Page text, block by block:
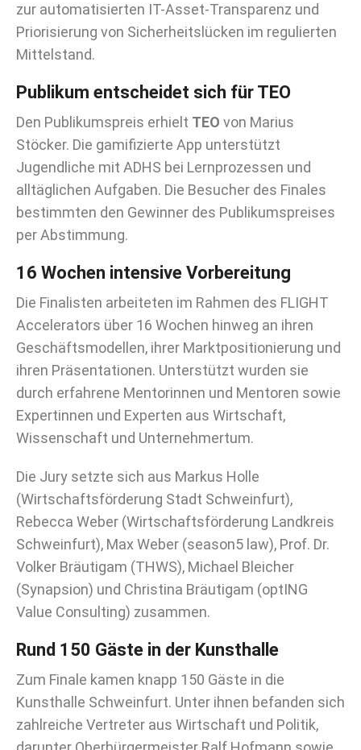
zur automatisierten IT-Asset-Transparenz und
Priorisierung von Sicherheitslücken im regulierten
Mittelstand.
Publikum entscheidet sich für TEO
Den Publikumspreis erhielt TEO von Marius
Stöcker. Die gamifizierte App unterstützt
Jugendliche mit ADHS bei Lernprozessen und
alltäglichen Aufgaben. Die Besucher des Finales
bestimmten den Gewinner des Publikumspreises
per Abstimmung.
16 Wochen intensive Vorbereitung
Die Finalisten arbeiteten im Rahmen des FLIGHT
Accelerators über 16 Wochen hinweg an ihren
Geschäftsmodellen, ihrer Marktpositionierung und
ihren Präsentationen. Unterstützt wurden sie
durch erfahrene Mentorinnen und Mentoren sowie
Expertinnen und Experten aus Wirtschaft,
Wissenschaft und Unternehmertum.
Die Jury setzte sich aus Markus Holle
(Wirtschaftsförderung Stadt Schweinfurt),
Rebecca Weber (Wirtschaftsförderung Landkreis
Schweinfurt), Max Weber (season5 law), Prof. Dr.
Volker Bräutigam (THWS), Michael Bleicher
(Synapsion) und Christina Bräutigam (optING
Value Consulting) zusammen.
Rund 150 Gäste in der Kunsthalle
Zum Finale kamen knapp 150 Gäste in die
Kunsthalle Schweinfurt. Unter ihnen befanden sich
zahlreiche Vertreter aus Wirtschaft und Politik,